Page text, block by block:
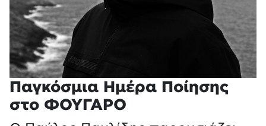
Παγκόσμια Ημέρα Ποίησης
στο ΦΟΥΓΑΡΟ